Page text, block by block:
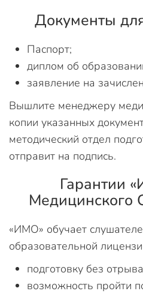
Документы
Паспорт;
диплом об
заявление на
Вышлите менеджеру
копии указанных
методический отдел
отправит на подпись.
Гарантии
Медицинского
«ИМО» обучает
образовательной
подготовку без
возможность пройти